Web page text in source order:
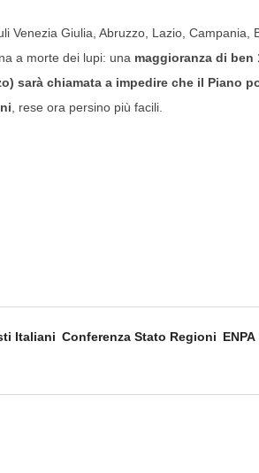
Venezia Giulia, Abruzzo, Lazio, Campania,
a morte dei lupi: una maggioranza di
sarà chiamata a impedire che il Piano
, rese ora persino più facili.
Italiani Conferenza Stato Regioni ENPA